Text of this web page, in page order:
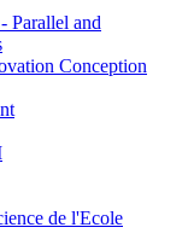
Parallel and
Conception
de l'Ecole